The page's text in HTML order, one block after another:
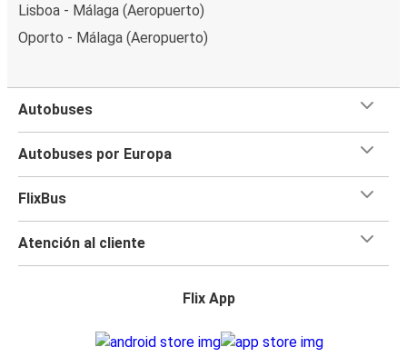
Lisboa - Málaga (Aeropuerto)
Oporto - Málaga (Aeropuerto)
Autobuses
Autobuses por Europa
FlixBus
Atención al cliente
Flix App